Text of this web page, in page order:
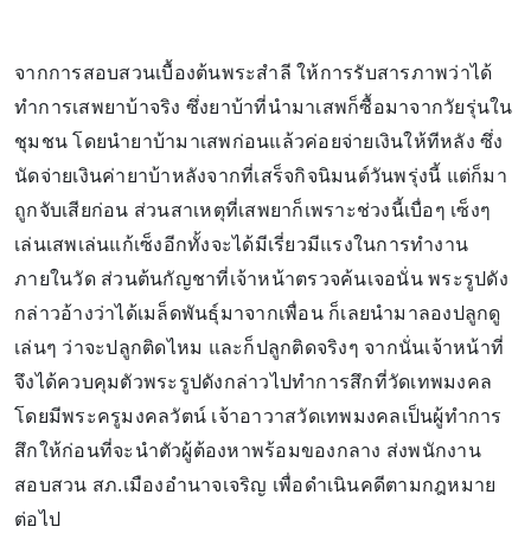
จากการสอบสวนเบื้องต้นพระสำลี ให้การรับสารภาพว่าได้
ทำการเสพยาบ้าจริง ซึ่งยาบ้าที่นำมาเสพก็ซื้อมาจากวัยรุ่นใน
ชุมชน โดยนำยาบ้ามาเสพก่อนแล้วค่อยจ่ายเงินให้ทีหลัง ซึ่ง
นัดจ่ายเงินค่ายาบ้าหลังจากที่เสร็จกิจนิมนต์วันพรุ่งนี้ แต่ก็มา
ถูกจับเสียก่อน ส่วนสาเหตุที่เสพยาก็เพราะช่วงนี้เบื่อๆ เซ็งๆ
เล่นเสพเล่นแก้เซ็งอีกทั้งจะได้มีเรี่ยวมีแรงในการทำงาน
ภายในวัด ส่วนต้นกัญชาที่เจ้าหน้าตรวจค้นเจอนั่น พระรูปดัง
กล่าวอ้างว่าได้เมล็ดพันธุ์มาจากเพื่อน ก็เลยนำมาลองปลูกดู
เล่นๆ ว่าจะปลูกติดไหม และก็ปลูกติดจริงๆ จากนั่นเจ้าหน้าที่
จึงได้ควบคุมตัวพระรูปดังกล่าวไปทำการสึกที่วัดเทพมงคล
โดยมีพระครูมงคลวัตน์ เจ้าอาวาสวัดเทพมงคลเป็นผู้ทำการ
สึกให้ก่อนที่จะนำตัวผู้ต้องหาพร้อมของกลาง ส่งพนักงาน
สอบสวน สภ.เมืองอำนาจเจริญ เพื่อดำเนินคดีตามกฎหมาย
ต่อไป